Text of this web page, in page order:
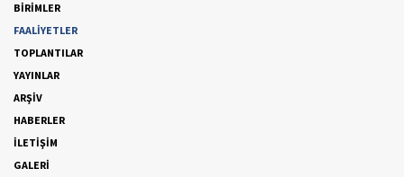
BİRİMLER
FAALİYETLER
TOPLANTILAR
YAYINLAR
ARŞİV
HABERLER
İLETİŞİM
GALERİ